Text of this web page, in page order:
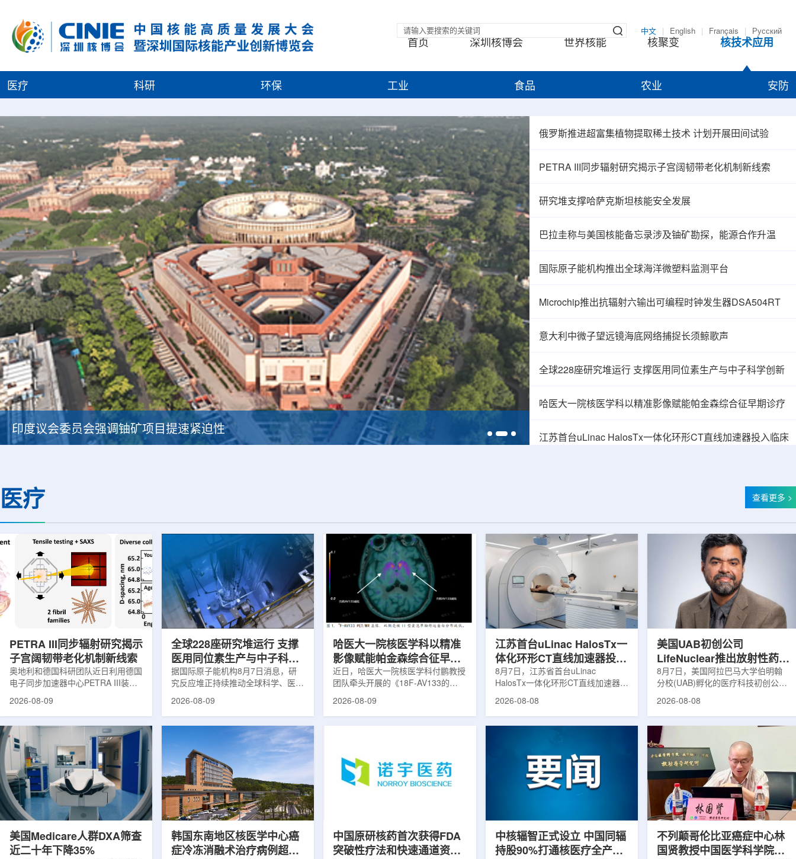
中文 English Français Русский
首页 深圳核博会 世界核能 核聚变 核技术应用
医疗 科研 环保 工业 食品 农业 安防
印度议会委员会强调铀矿项目提速紧迫性 中核辐智正式设立 中国同辐持股90%打通核医
俄罗斯推进超富集植物提取稀土技术 计划开展田间试验
PETRA III同步辐射研究揭示子宫阔韧带老化机制新线索
研究堆支撑哈萨克斯坦核能安全发展
巴拉圭称与美国核能备忘录涉及铀矿勘探，能源合作升温
国际原子能机构推出全球海洋微塑料监测平台
Microchip推出抗辐射六输出可编程时钟发生器DSA504RT
意大利中微子望远镜海底网络捕捉长须鲸歌声
全球228座研究堆运行 支撑医用同位素生产与中子科学创新
哈医大一院核医学科以精准影像赋能帕金森综合征早期诊疗
江苏首台uLinac HalosTx一体化环形CT直线加速器投入临床
医疗 查看更多 >
PETRA III同步辐射研究揭示
子宫阔韧带老化机制新线索
奥地利和德国科研团队近日利用德国
电子同步加速器中心PETRA III装
置，对支撑子宫的重要韧带——阔韧
学线索。相关研究成果发表于《生物
材料学报》。盆腔器官脱垂是女性健
康领域常见但机制仍不清晰的问题，
约40%的女性会受到影响，且多发生
在生命后半段。医学研究人员此前推
测，子宫周围韧带随年龄发生松弛，
可能是脱垂的重要原因之一。阔韧带
连接子宫与盆腔内壁，其强度和弹性
2026-08-09
全球228座研究堆运行 支撑
医用同位素生产与中子科学
创新
据国际原子能机构8月7日消息，研
究反应堆正持续推动全球科学、医疗
和工业领域创新。目前，全球54个
应堆不同于用于发电的核反应堆，主
要功能是产生中子，为医疗、工业、
农业、地质科学、法医学及核科学研
究提供支撑。从上方拍摄的研究堆水
池。(图片：国际原子能机构)在医疗
领域，研究堆是医用放射性同位素的
重要来源。其中，锝-99m被广泛用
于癌症以及心脏、脑部和骨骼疾病诊
2026-08-09
哈医大一院核医学科以精准
影像赋能帕金森综合征早期
诊疗
近日，哈医大一院核医学科付鹏教授
团队牵头开展的《18F-AV133的
PET/MR显像在帕金森病中的临床应
诊断主要依赖症状评估和经验判断，
对于早期阶段、非典型病例以及疾病
鉴别诊断仍存在一定挑战。该技术的
推广应用，标志着哈医大一院在神经
2026-08-09
江苏首台uLinac HalosTx一
体化环形CT直线加速器投入
临床
8月7日，江苏省首台uLinac
HalosTx一体化环形CT直线加速器在
南京医科大学第三附属医院(常州二
疗是肿瘤治疗的重要方式之一。传统
分体式放疗流程中，患者通常需要在
CT室与治疗室之间转运，治疗计划
也多依据此前采集的静态影像制定。
2026-08-08
美国UAB初创公司
LifeNuclear推出放射性药物
治疗安全指导平台
TheraGuide
8月7日，美国阿拉巴马大学伯明翰
分校(UAB)孵化的医疗科技初创公司
LifeNuclear宣布推出数字化平台
遵循辐射安全指导。放射性药物疗法
通过使用放射性药物靶向癌细胞，在
尽量减少周围健康组织损伤的同时发
挥治疗作用。随着该疗法应用范围扩
大，患者在治疗后通常需要阅读并执
行较为复杂的书面说明，这对部分患
者和护理人员而言存在理解和操作难
度。雷莫·乔治博士LifeNuclear由
2026-08-08
美国Medicare人群DXA筛查
近二十年下降35%
韩国东南地区核医学中心癌
症冷冻消融术治疗病例超过
中国原研核药首次获得FDA
突破性疗法和快速通道资格
中核辐智正式设立 中国同辐
持股90%打通核医疗全产业
不列颠哥伦比亚癌症中心林
国贤教授中国医学科学院放